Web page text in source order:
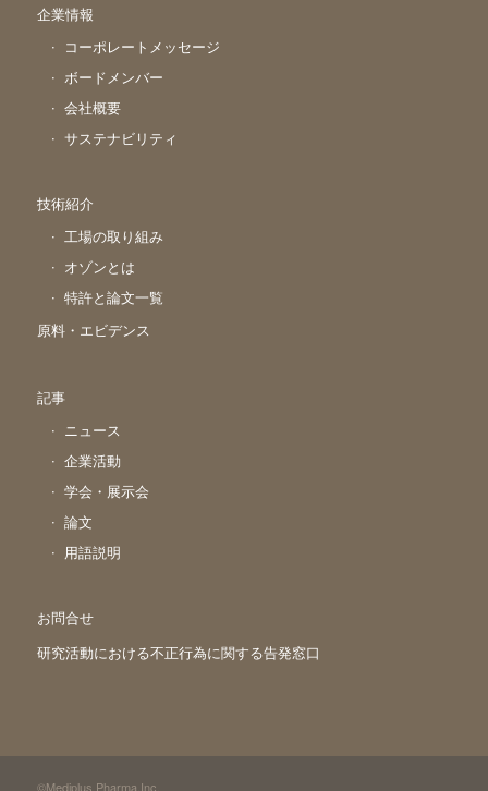
企業情報
コーポレートメッセージ
ボードメンバー
会社概要
サステナビリティ
技術紹介
工場の取り組み
オゾンとは
特許と論文一覧
原料・エビデンス
記事
ニュース
企業活動
学会・展示会
論文
用語説明
お問合せ
研究活動における不正行為に関する告発窓口
©Mediplus Pharma,Inc.